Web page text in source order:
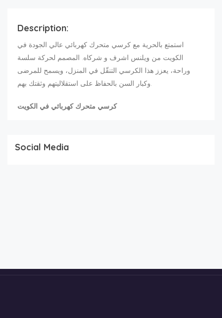
Description:
استمتع بالحرية مع كرسي متحرك كهربائي عالي الجودة في
الكويت من ويلنس اشرف و شركاه. المصمم لحركة سلسة
وراحة، يعزز هذا الكرسي التنقّل في المنزل، ويسمح للمرضى
وكبار السن بالحفاظ على استقلاليتهم وثقتك بهم.
كرسي متحرك كهربائي في الكويت
Social Media